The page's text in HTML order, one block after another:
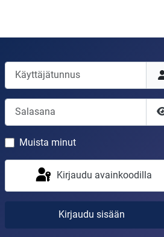
Käyttäjätunnus
Salasana
Muista minut
Kirjaudu avainkoodilla
Kirjaudu sisään